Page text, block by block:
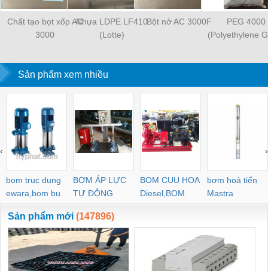
Chất tạo bọt xốp AC
3000
Nhựa LDPE LF410
(Lotte)
Bột nở AC 3000F
PEG 4000
(Polyethylene
Sản phẩm xem nhiều
bom truc dung
ewara,bom bu
ewara
BƠM ÁP LỰC
TỰ ĐỘNG
BOM CUU HOA
Diesel,BOM
CHUA CHAY
bơm hoả tiển
Mastra
‹ ›
Sản phẩm mới (147896)